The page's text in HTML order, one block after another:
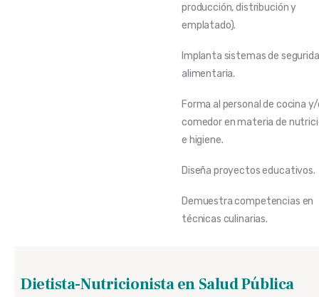
producción, distribución y
emplatado).
Implanta sistemas de
alimentaria.
Forma al personal de cocina
comedor en materia de
e higiene.
Diseña proyectos educativos.
Demuestra competencias en
técnicas culinarias.
Dietista-Nutricionista en Salud Pública